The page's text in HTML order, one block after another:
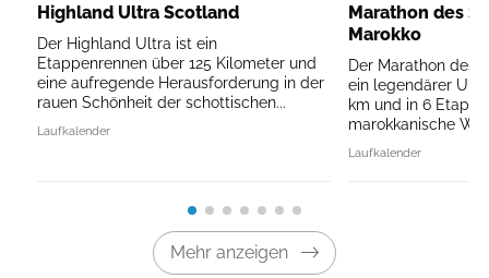
Highland Ultra Scotland
Der Highland Ultra ist ein
Etappenrennen über 125 Kilometer und
eine aufregende Herausforderung in der
rauen Schönheit der schottischen...
Laufkalender
Marathon des
Marokko
Der Marathon des
ein legendärer
km und in 6
marokkanische
Laufkalender
Mehr anzeigen